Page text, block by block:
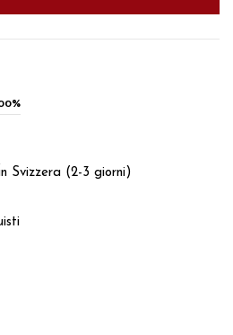
Svizzera (2-3 giorni)